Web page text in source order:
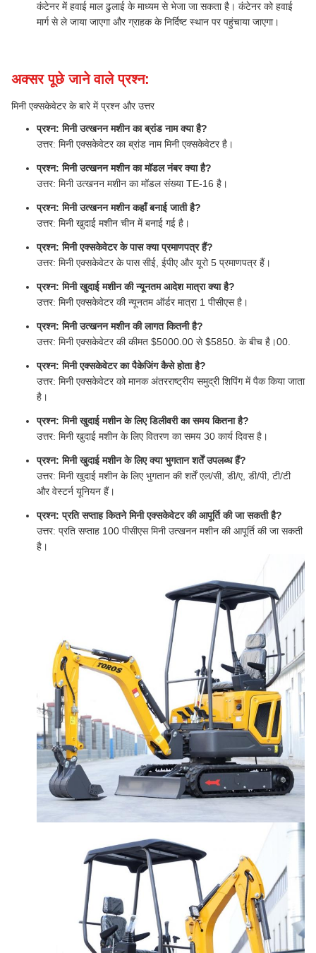
कंटेनर में हवाई माल ढुलाई के माध्यम से भेजा जा सकता है। कंटेनर को हवाई
मार्ग से ले जाया जाएगा और ग्राहक के निर्दिष्ट स्थान पर पहुंचाया जाएगा।
अक्सर पूछे जाने वाले प्रश्न:
मिनी एक्सकेवेटर के बारे में प्रश्न और उत्तर
प्रश्न: मिनी उत्खनन मशीन का ब्रांड नाम क्या है?
उत्तर: मिनी एक्सकेवेटर का ब्रांड नाम मिनी एक्सकेवेटर है।
प्रश्न: मिनी उत्खनन मशीन का मॉडल नंबर क्या है?
उत्तर: मिनी उत्खनन मशीन का मॉडल संख्या TE-16 है।
प्रश्न: मिनी उत्खनन मशीन कहाँ बनाई जाती है?
उत्तर: मिनी खुदाई मशीन चीन में बनाई गई है।
प्रश्न: मिनी एक्सकेवेटर के पास क्या प्रमाणपत्र हैं?
उत्तर: मिनी एक्सकेवेटर के पास सीई, ईपीए और यूरो 5 प्रमाणपत्र हैं।
प्रश्न: मिनी खुदाई मशीन की न्यूनतम आदेश मात्रा क्या है?
उत्तर: मिनी एक्सकेवेटर की न्यूनतम ऑर्डर मात्रा 1 पीसीएस है।
प्रश्न: मिनी उत्खनन मशीन की लागत कितनी है?
उत्तर: मिनी एक्सकेवेटर की कीमत $5000.00 से $5850. के बीच है।00.
प्रश्न: मिनी एक्सकेवेटर का पैकेजिंग कैसे होता है?
उत्तर: मिनी एक्सकेवेटर को मानक अंतरराष्ट्रीय समुद्री शिपिंग में पैक किया जाता
है।
प्रश्न: मिनी खुदाई मशीन के लिए डिलीवरी का समय कितना है?
उत्तर: मिनी खुदाई मशीन के लिए वितरण का समय 30 कार्य दिवस है।
प्रश्न: मिनी खुदाई मशीन के लिए क्या भुगतान शर्तें उपलब्ध हैं?
उत्तर: मिनी खुदाई मशीन के लिए भुगतान की शर्तें एल/सी, डी/ए, डी/पी, टी/टी
और वेस्टर्न यूनियन हैं।
प्रश्न: प्रति सप्ताह कितने मिनी एक्सकेवेटर की आपूर्ति की जा सकती है?
उत्तर: प्रति सप्ताह 100 पीसीएस मिनी उत्खनन मशीन की आपूर्ति की जा सकती
है।